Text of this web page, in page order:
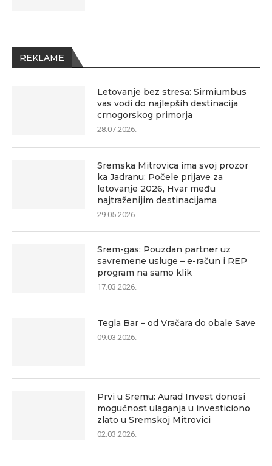
REKLAME
Letovanje bez stresa: Sirmiumbus
vas vodi do najlepših destinacija
crnogorskog primorja
28.07.2026.
Sremska Mitrovica ima svoj prozor
ka Jadranu: Počele prijave za
letovanje 2026, Hvar među
najtraženijim destinacijama
29.05.2026.
Srem-gas: Pouzdan partner uz
savremene usluge – e-račun i REP
program na samo klik
17.03.2026.
Tegla Bar – od Vračara do obale Save
09.03.2026.
Prvi u Sremu: Aurad Invest donosi
mogućnost ulaganja u investiciono
zlato u Sremskoj Mitrovici
02.03.2026.